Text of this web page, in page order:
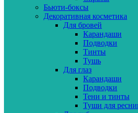
Бьюти-боксы
Декоративная косметика
Для бровей
Карандаши
Подводки
Тинты
Тушь
Для глаз
Карандаши
Подводки
Тени и тинты
Туши для